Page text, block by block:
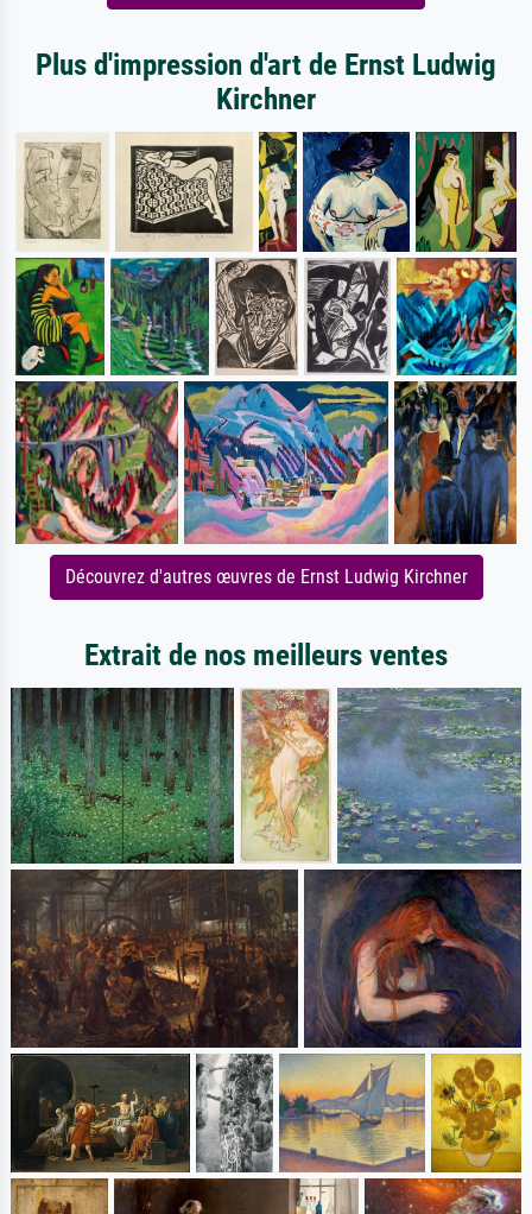
Plus d'impression d'art de Ernst Ludwig
Kirchner
Découvrez d'autres œuvres de Ernst Ludwig Kirchner
Extrait de nos meilleurs ventes